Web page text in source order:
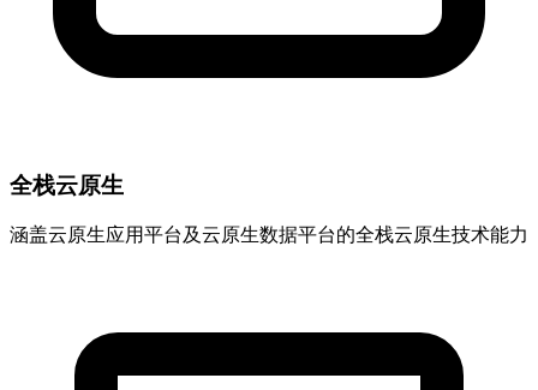
全栈云原生
涵盖云原生应用平台及云原生数据平台的全栈云原生技术能力